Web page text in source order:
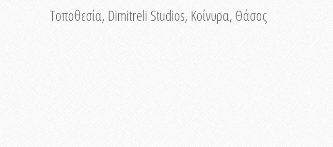
Τοποθεσία, Dimitreli Studios, Κοίνυρα, Θάσος